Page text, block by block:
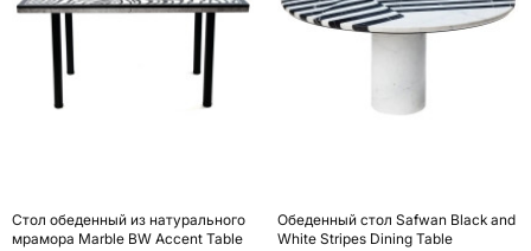
Стол обеденный из натурального
мрамора Marble BW Accent Table
Обеденный стол Safwan Black and
White Stripes Dining Table